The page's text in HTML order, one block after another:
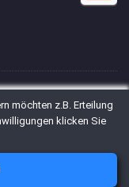
Tel: +49-721-97822-0
Soft.de
möchten z.B. Erteilung
klicken Sie